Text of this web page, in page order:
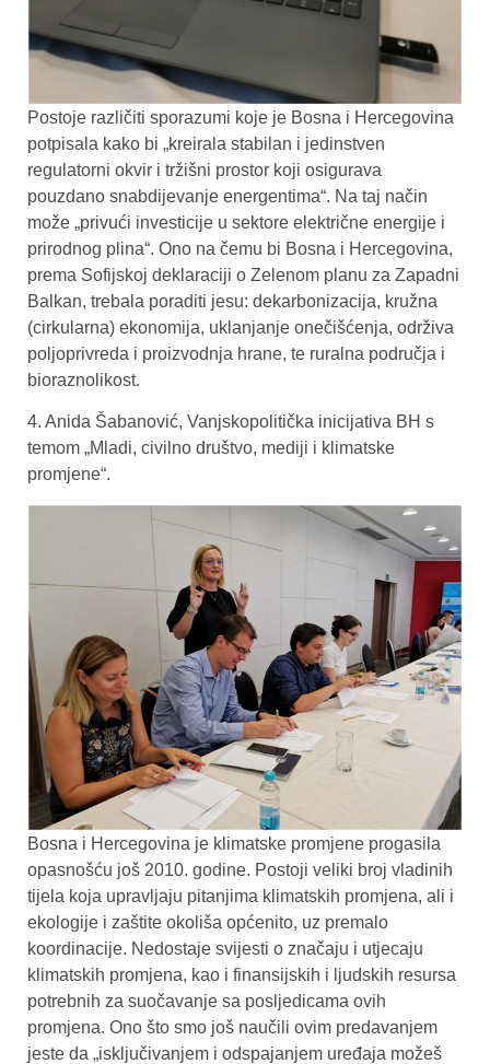
Postoje različiti sporazumi koje je Bosna i Hercegovina
potpisala kako bi „kreirala stabilan i jedinstven
regulatorni okvir i tržišni prostor koji osigurava
pouzdano snabdijevanje energentima“. Na taj način
može „privući investicije u sektore električne energije i
prirodnog plina“. Ono na čemu bi Bosna i Hercegovina,
prema Sofijskoj deklaraciji o Zelenom planu za Zapadni
Balkan, trebala poraditi jesu: dekarbonizacija, kružna
(cirkularna) ekonomija, uklanjanje onečišćenja, održiva
poljoprivreda i proizvodnja hrane, te ruralna područja i
bioraznolikost.
4. Anida Šabanović, Vanjskopolitička inicijativa BH s
temom „Mladi, civilno društvo, mediji i klimatske
promjene“.
Bosna i Hercegovina je klimatske promjene progasila
opasnošću još 2010. godine. Postoji veliki broj vladinih
tijela koja upravljaju pitanjima klimatskih promjena, ali i
ekologije i zaštite okoliša općenito, uz premalo
koordinacije. Nedostaje svijesti o značaju i utjecaju
klimatskih promjena, kao i finansijskih i ljudskih resursa
potrebnih za suočavanje sa posljedicama ovih
promjena. Ono što smo još naučili ovim predavanjem
jeste da „isključivanjem i odspajanjem uređaja možeš